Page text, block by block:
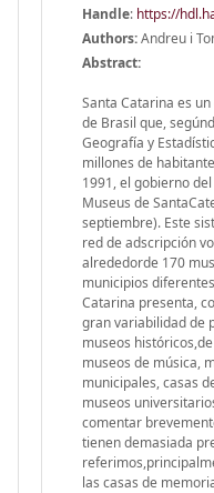
Handle: https://
Authors:Andreu i
Abstract:
Santa Catarina es
de Brasil que,
Geografía y
millones de
1991, el gobierno
Museus de
septiembre). Este
red de adscripción
alrededorde 170
municipios
Catarina presenta,
gran variabilidad de
museos
museos de música,
municipales, casas
museos
comentar
tienen demasiada
las casas de